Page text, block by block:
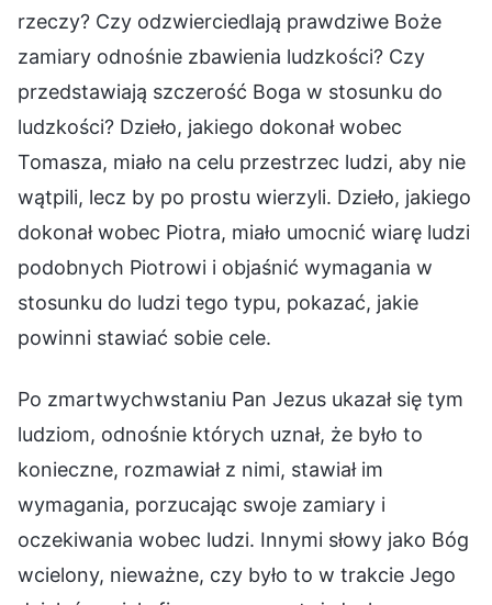
rzeczy? Czy odzwierciedlają prawdziwe Boże
zamiary odnośnie zbawienia ludzkości? Czy
przedstawiają szczerość Boga w stosunku do
ludzkości? Dzieło, jakiego dokonał wobec
Tomasza, miało na celu przestrzec ludzi, aby nie
wątpili, lecz by po prostu wierzyli. Dzieło, jakiego
dokonał wobec Piotra, miało umocnić wiarę ludzi
podobnych Piotrowi i objaśnić wymagania w
stosunku do ludzi tego typu, pokazać, jakie
powinni stawiać sobie cele.
Po zmartwychwstaniu Pan Jezus ukazał się tym
ludziom, odnośnie których uznał, że było to
konieczne, rozmawiał z nimi, stawiał im
wymagania, porzucając swoje zamiary i
oczekiwania wobec ludzi. Innymi słowy jako Bóg
wcielony, nieważne, czy było to w trakcie Jego